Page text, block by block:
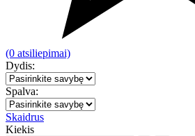
(0 atsiliepimai)
Dydis:
Spalva:
Skaidrus
Kiekis